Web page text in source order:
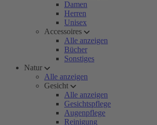
Damen
Herren
Unisex
Accessoires
Alle anzeigen
Bücher
Sonstiges
Natur
Alle anzeigen
Gesicht
Alle anzeigen
Gesichtspflege
Augenpflege
Reinigung